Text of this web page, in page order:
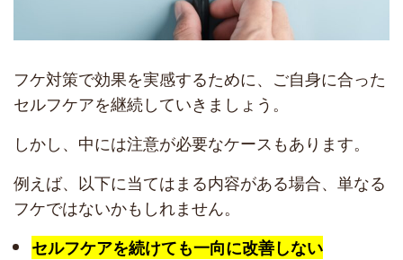
フケ対策で効果を実感するために、ご自身に合った
セルフケアを継続していきましょう。
しかし、中には注意が必要なケースもあります。
例えば、以下に当てはまる内容がある場合、単なる
フケではないかもしれません。
セルフケアを続けても一向に改善しない